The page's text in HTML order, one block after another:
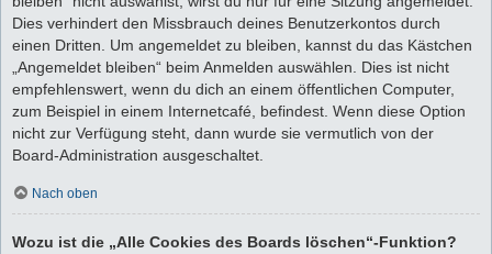
Dies verhindert den Missbrauch deines Benutzerkontos durch
einen Dritten. Um angemeldet zu bleiben, kannst du das Kästchen
„Angemeldet bleiben“ beim Anmelden auswählen. Dies ist nicht
empfehlenswert, wenn du dich an einem öffentlichen Computer,
zum Beispiel in einem Internetcafé, befindest. Wenn diese Option
nicht zur Verfügung steht, dann wurde sie vermutlich von der
Board-Administration ausgeschaltet.
Nach oben
Wozu ist die „Alle Cookies des Boards löschen“-Funktion?